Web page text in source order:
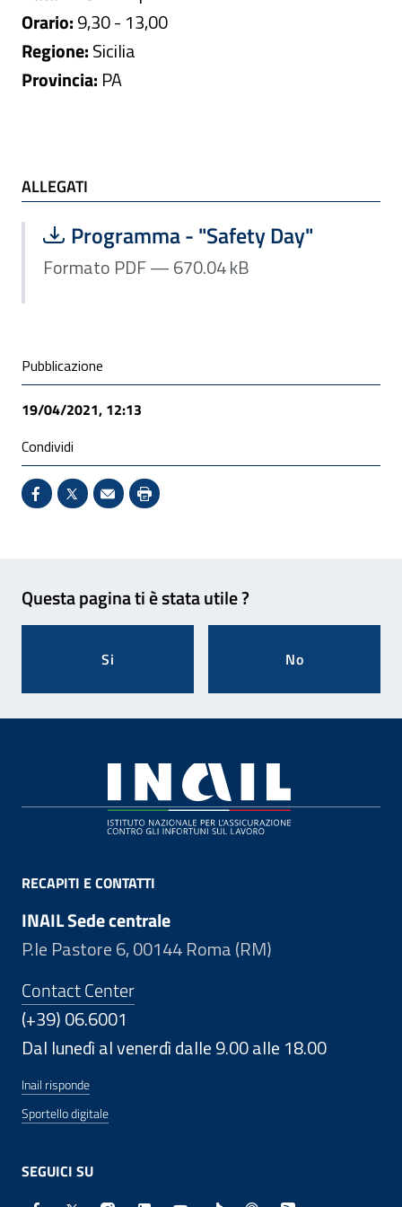
Orario:9,30 - 13,00
Regione:Sicilia
Provincia: PA
ALLEGATI
ALLEGATI
Scarica file:
Programma - "Safety Day"
Formato PDF — Dimensione 670.04 kB
Formato PDF — 670.04 kB
Condivisione social
Pubblicazione
19/04/2021, 12:13
Condividi
Condividi su Facebook - Sito esterno - Apertura in
X - Sito esterno - Apertura in nuova finestra
Invio Mail: apre il programma di posta
Stampa pagina: scelta meno
Questa pagina ti è stata utile ?
Si No
RECAPITI E CONTATTI
INAIL Sede centrale
P.le Pastore 6, 00144 Roma (RM)
Contact Center
(+39) 06.6001
Dal lunedì al venerdì dalle 9.00 alle 18.00
Inail risponde
Sportello digitale
SEGUICI SU